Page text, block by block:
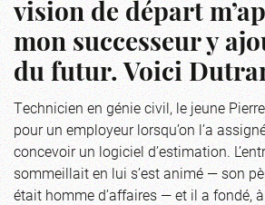
vision de départ
mon successeur y
du futur. Voici
Technicien en génie civil, le jeune
pour un employeur lorsqu’on l’a
concevoir un logiciel d’estimation.
sommeillait en lui s’est animé — son
était homme d’affaires — et il a fondé,